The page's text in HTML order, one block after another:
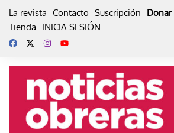
La revista Contacto Suscripción Donar
Tienda
INICIA SESIÓN